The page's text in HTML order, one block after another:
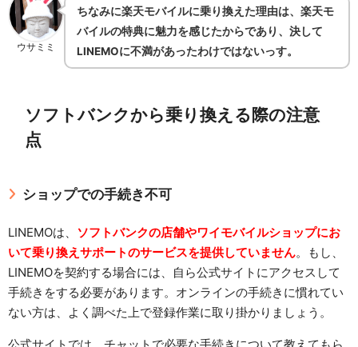
ウサミミ
ちなみに楽天モバイルに乗り換えた理由は、楽天モ
バイルの特典に魅力を感じたからであり、決して
LINEMOに不満があったわけではないっす。
ソフトバンクから乗り換える際の注意
点
ショップでの手続き不可
LINEMOは、 ソフトバンクの店舗やワイモバイルショップにお
いて乗り換えサポートのサービスを提供していません。もし、
LINEMOを契約する場合には、自ら公式サイトにアクセスして
手続きをする必要があります。オンラインの手続きに慣れてい
ない方は、よく調べた上で登録作業に取り掛かりましょう。